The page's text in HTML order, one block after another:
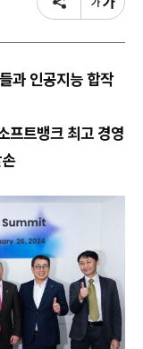
과 인공지능 합작
프트뱅크 최고 경영